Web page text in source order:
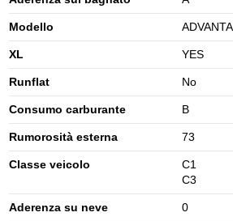
Modello
XL YES
Runflat No
Consumo carburante B
Rumorosità esterna 73
Classe veicolo
C1
C3
Aderenza su neve 0